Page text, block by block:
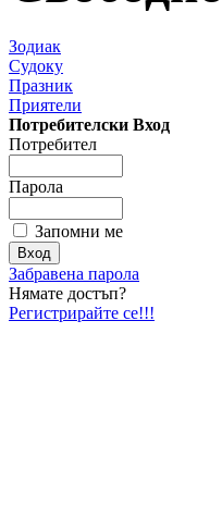
Зодиак
Судоку
Празник
Приятели
Потребителски Вход
Потребител
Парола
Запомни ме
Забравена парола
Нямате достъп?
Регистрирайте се!!!